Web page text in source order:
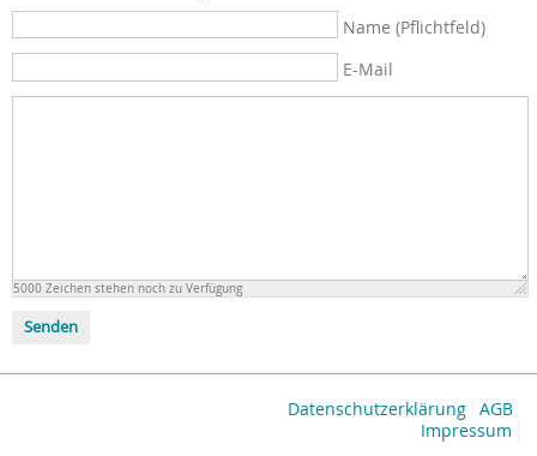
Name (Pflichtfeld)
E-Mail
5000 Zeichen stehen noch zu Verfügung
Senden
AGB
Datenschutzerklärung
Impressum